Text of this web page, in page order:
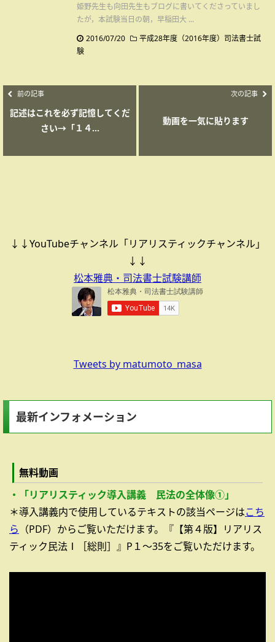
姫野先生も向田先生もブログに書いてくださっていまし
たが，本試験当日の朝，早稲田大 ...
2016/07/20
平成28年度（2016年度）司法書士試
験
前の記事
記述はこれを必ず記憶してくだ
さい→「１４...
次の記事
動画を一気に貼ります
↓↓YouTubeチャンネル「リアリスティックチャンネル」
↓↓
松本雅典・司法書士試験講師
Tweets by matumoto_masa
最新インフォメーション
無料動画
・「リアリスティック導入講義 民法の全体像①」
＊導入講義内で使用しているテキストの該当ページはこち
ら （PDF）からご覧いただけます。『【第４版】リアリス
ティック民法Ⅰ［総則］』P１～35をご覧いただけます。